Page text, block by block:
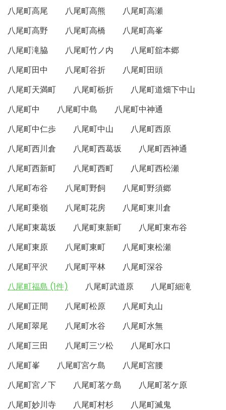
八尾町高尾
八尾町高熊
八尾町高瀬
八尾町高野
八尾町高橋
八尾町高峯
八尾町滝脇
八尾町竹ノ内
八尾町舘本郷
八尾町田中
八尾町谷折
八尾町田頭
八尾町天満町
八尾町栃折
八尾町道畑下中山
八尾町中
八尾町中島
八尾町中神通
八尾町中仁歩
八尾町中山
八尾町西原
八尾町西川倉
八尾町西葛坂
八尾町西神通
八尾町西新町
八尾町西町
八尾町西松瀬
八尾町布谷
八尾町野飼
八尾町野須郷
八尾町乗嶺
八尾町花房
八尾町東川倉
八尾町東葛坂
八尾町東新町
八尾町東布谷
八尾町東原
八尾町東町
八尾町東松瀬
八尾町平沢
八尾町平林
八尾町深谷
八尾町福島 (1件)
八尾町武道原
八尾町細滝
八尾町正間
八尾町松原
八尾町丸山
八尾町翠尾
八尾町水谷
八尾町水無
八尾町三田
八尾町三ツ松
八尾町水口
八尾町峯
八尾町宮ケ島
八尾町宮腰
八尾町宮ノ下
八尾町茗ケ島
八尾町茗ケ原
八尾町妙川寺
八尾町村杉
八尾町滅鬼